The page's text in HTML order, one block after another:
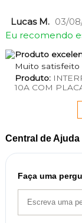
Lucas M. 03/
Eu recomendo
Produto
Muito satisfeito
Produto:
10A COM
Central de Ajuda
Faça uma